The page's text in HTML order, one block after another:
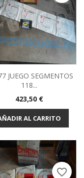
JUEGO SEGMENTOS
118...
Precio
423,50 €
AL CARRITO
favorite_border